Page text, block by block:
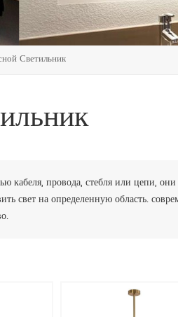
Светильник
кабеля, провода, стебля или цепи,
свет на определенную область.